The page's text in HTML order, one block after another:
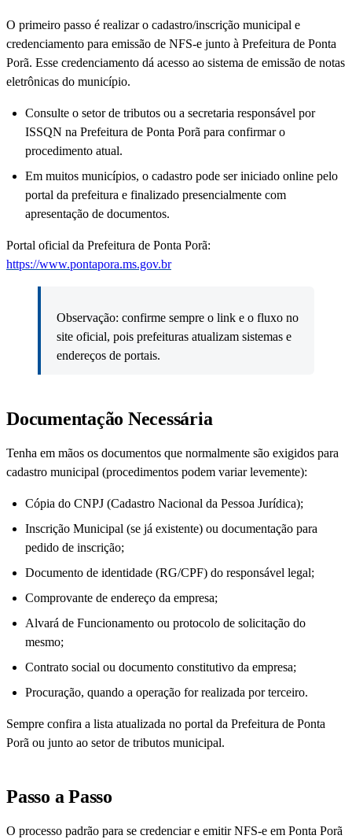
O primeiro passo é realizar o cadastro/inscrição municipal e
credenciamento para emissão de NFS-e junto à Prefeitura de Ponta
Porã. Esse credenciamento dá acesso ao sistema de emissão de notas
eletrônicas do município.
Consulte o setor de tributos ou a secretaria responsável por
ISSQN na Prefeitura de Ponta Porã para confirmar o
procedimento atual.
Em muitos municípios, o cadastro pode ser iniciado online pelo
portal da prefeitura e finalizado presencialmente com
apresentação de documentos.
Portal oficial da Prefeitura de Ponta Porã:
https://www.pontapora.ms.gov.br
Observação: confirme sempre o link e o fluxo no
site oficial, pois prefeituras atualizam sistemas e
endereços de portais.
Documentação Necessária
Tenha em mãos os documentos que normalmente são exigidos para
cadastro municipal (procedimentos podem variar levemente):
Cópia do CNPJ (Cadastro Nacional da Pessoa Jurídica);
Inscrição Municipal (se já existente) ou documentação para
pedido de inscrição;
Documento de identidade (RG/CPF) do responsável legal;
Comprovante de endereço da empresa;
Alvará de Funcionamento ou protocolo de solicitação do
mesmo;
Contrato social ou documento constitutivo da empresa;
Procuração, quando a operação for realizada por terceiro.
Sempre confira a lista atualizada no portal da Prefeitura de Ponta
Porã ou junto ao setor de tributos municipal.
Passo a Passo
O processo padrão para se credenciar e emitir NFS-e em Ponta Porã